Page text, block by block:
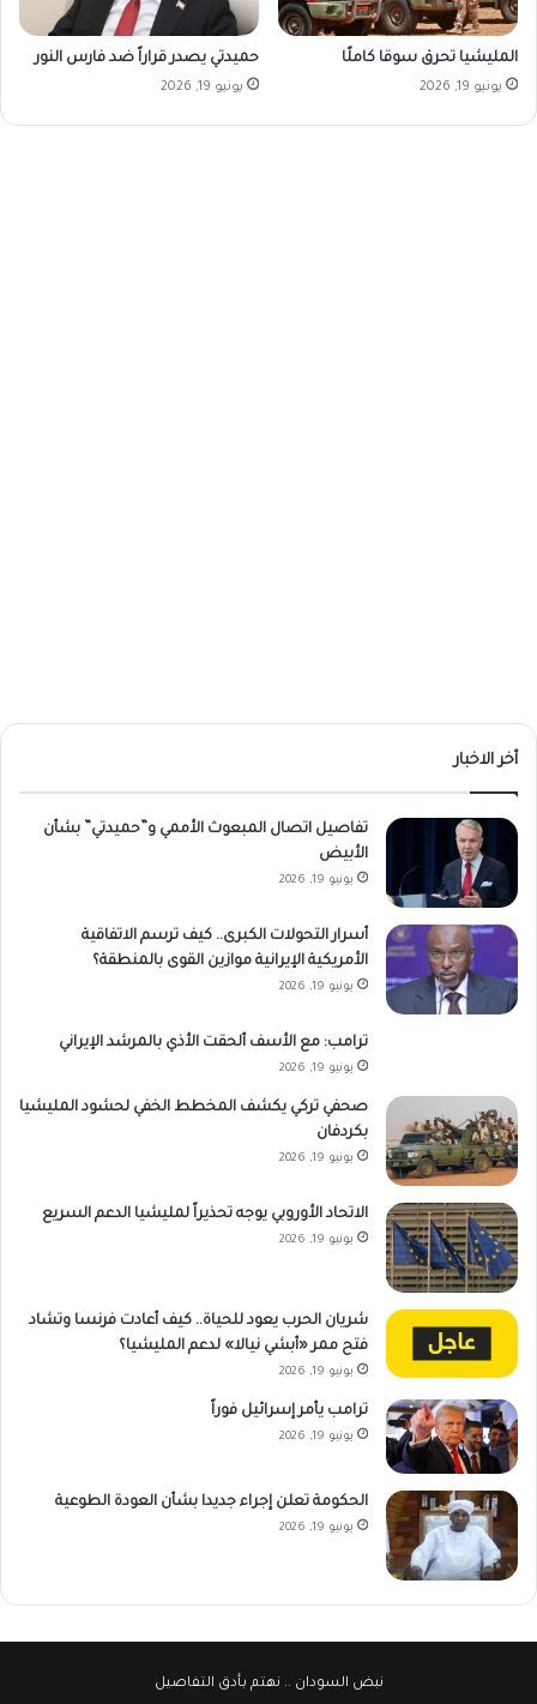
المليشيا تحرق سوقا كاملًا
يونيو 19, 2026
حميدتي يصدر قراراً ضد فارس النور
يونيو 19, 2026
أخر الاخبار
تفاصيل اتصال المبعوث الأممي و”حميدتي” بشأن
الأبيض
يونيو 19, 2026
أسرار التحولات الكبرى.. كيف ترسم الاتفاقية
الأمريكية الإيرانية موازين القوى بالمنطقة؟
يونيو 19, 2026
ترامب: مع الأسف ألحقت الأذي بالمرشد الإيراني
يونيو 19, 2026
صحفي تركي يكشف المخطط الخفي لحشود المليشيا
بكردفان
يونيو 19, 2026
الاتحاد الأوروبي يوجه تحذيراً لمليشيا الدعم السريع
يونيو 19, 2026
شريان الحرب يعود للحياة.. كيف أعادت فرنسا وتشاد
فتح ممر «أبشي نيالا» لدعم المليشيا؟
يونيو 19, 2026
ترامب يأمر إسرائيل فوراً
يونيو 19, 2026
الحكومة تعلن إجراء جديدا بشأن العودة الطوعية
يونيو 19, 2026
نبض السودان .. نهتم بأدق التفاصيل